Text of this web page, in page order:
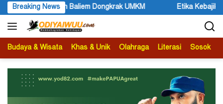
Langsung
ke
konten
Breaking NewsEtika Kebajikan Samuel Yogi Sebut Festival
Budaya & Wisata Khas & Unik Olahraga Literasi Sosok